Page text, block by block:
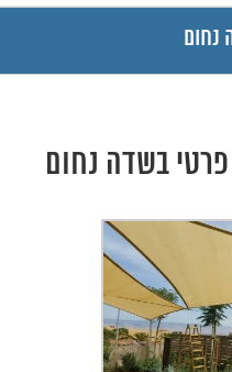
נחום
בשדה נחום